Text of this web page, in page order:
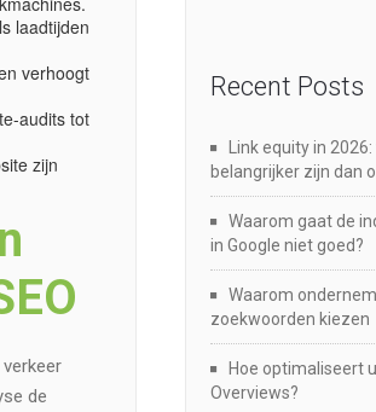
laadtijden
verhoogt
audits tot
zijn
de
Recent Posts
Link equity in
belangrijker zijn dan
Waarom gaat de
in Google niet goed?
Waarom
zoekwoorden kiezen
Hoe optimaliseert
Overviews?